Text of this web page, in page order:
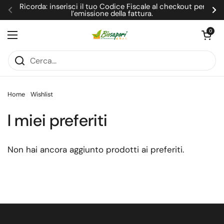
Passa ai contenuti
Precedente
Ricorda: inserisci il tuo Codice Fiscale al checkout per
l’emissione della fattura.
Apri menu
Apri
0
Home Wishlist
I miei preferiti
Non hai ancora aggiunto prodotti ai preferiti.